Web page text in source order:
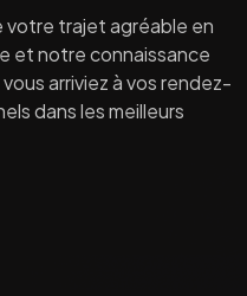
votre trajet agréable en
et notre connaissance
arriviez à vos rendez-
dans les meilleurs